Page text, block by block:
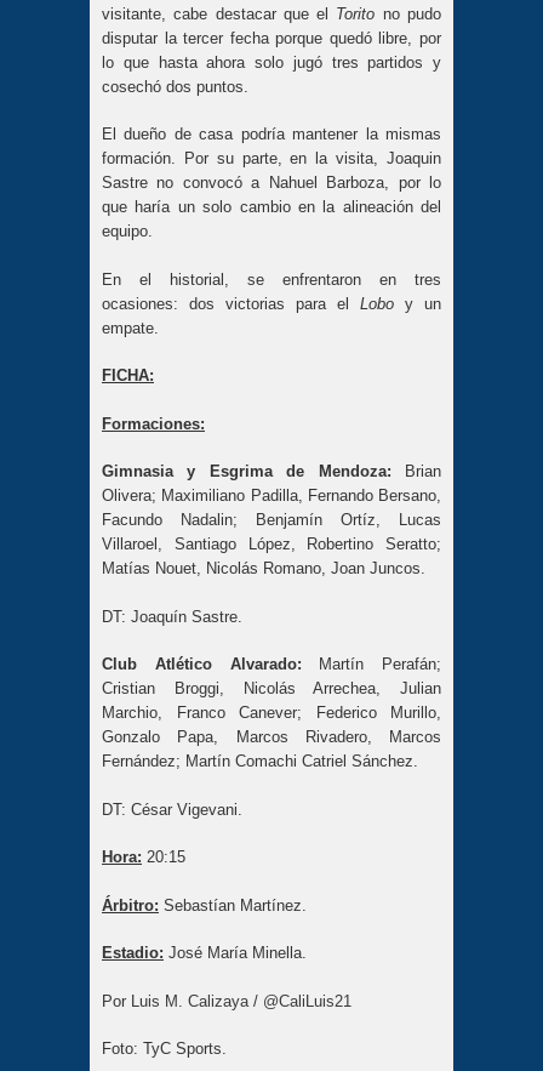
visitante, cabe destacar que el Torito no pudo
disputar la tercer fecha porque quedó libre, por
lo que hasta ahora solo jugó tres partidos y
cosechó dos puntos.
El dueño de casa podría mantener la mismas
formación. Por su parte, en la visita, Joaquin
Sastre no convocó a Nahuel Barboza, por lo
que haría un solo cambio en la alineación del
equipo.
En el historial, se enfrentaron en tres
ocasiones: dos victorias para el Lobo y un
empate.
FICHA:
Formaciones:
Gimnasia y Esgrima de Mendoza: Brian
Olivera; Maximiliano Padilla, Fernando Bersano,
Facundo Nadalin; Benjamín Ortíz, Lucas
Villaroel, Santiago López, Robertino Seratto;
Matías Nouet, Nicolás Romano, Joan Juncos.
DT: Joaquín Sastre.
Club Atlético Alvarado:
Martín Perafán;
Cristian Broggi, Nicolás Arrechea, Julian
Marchio, Franco Canever; Federico Murillo,
Gonzalo Papa, Marcos Rivadero, Marcos
Fernández; Martín Comachi Catriel Sánchez.
DT: César Vigevani.
Hora: 20:15
Árbitro: Sebastían Martínez.
Estadio: José María Minella.
Por Luis M. Calizaya / @CaliLuis21
Foto: TyC Sports.